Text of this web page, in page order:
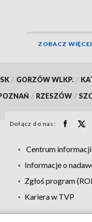
ZOBACZ WIĘCEJ
/ GORZÓW WLKP. /
/ RZESZÓW /
Dołącz do nas:
Centrum
Informacje o
Zgłoś program
Kariera w TVP